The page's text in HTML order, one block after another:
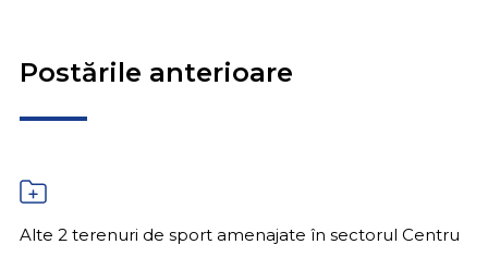
Postările anterioare
Alte 2 terenuri de sport amenajate în sectorul Centru